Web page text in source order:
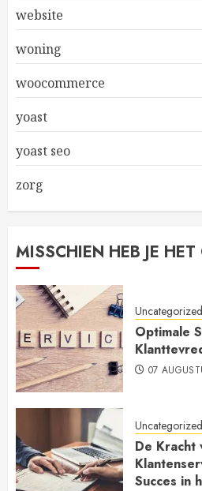
website
woning
woocommerce
yoast
yoast seo
zorg
MISSCHIEN HEB JE
Uncategorized
Optimale
07
Uncategorized
De Kracht
Succes in